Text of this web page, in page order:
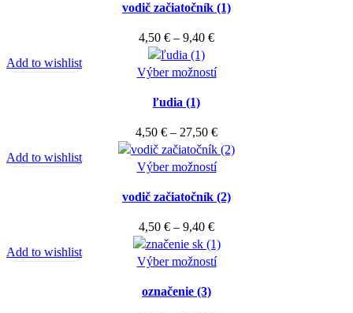
má
Možnosti
si
na
stránke
produktu.
vodič začiatočník (1)
4,50 € – 9,40 €Price
4,50 €
Add to wishlist
Výber možnostíTento
variantov.
Možnosti
si
môžete
stránke
produktu.
ľudia (1)
4,50 € – 27,50 €Price
range:
4,50 €
27,50 €
Add to wishlist
Výber možnostíTento
má
Možnosti
si
vodič začiatočník (2)
4,50 € – 9,40 €Price
range:
4,50 €
Add to wishlist
Výber možnostíTento
označenie (3)